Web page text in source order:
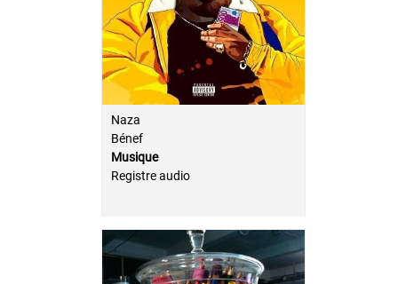
Naza
Bénef
Musique
Registre audio